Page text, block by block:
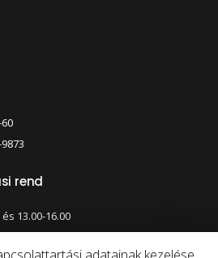
rend
13.00-16.00
és 13.00-17.00